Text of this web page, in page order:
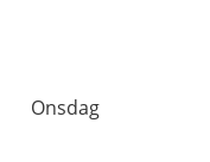
Onsdag